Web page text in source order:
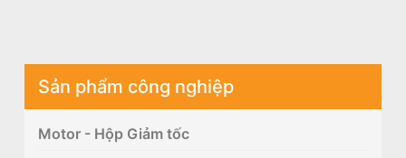
Sản phẩm công nghiệp
Motor - Hộp Giảm tốc